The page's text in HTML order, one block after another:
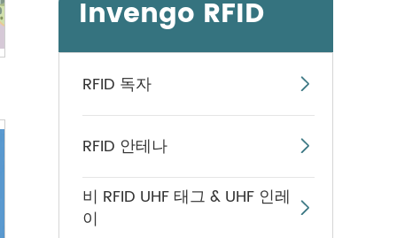
Invengo RFID
RFID 독자 
RFID 안테나 
비 RFID UHF 태그 & UHF 인레
이
